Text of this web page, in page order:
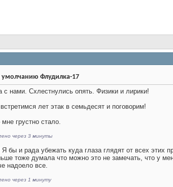
Флудилка-17
с нами. Схлестнулись опять. Физики и лирики!
лет этак в семьдесят и поговорим!
мне грустно стало.
через 3 минуты
Я бы и рада убежать куда глаза глядят от всех этих
тоже думала что можно это не замечать, что у
надоело все.
через 1 минуту